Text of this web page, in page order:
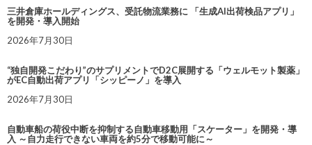
三井倉庫ホールディングス、受託物流業務に 「生成AI出荷検品アプリ」
を開発・導入開始
2026年7月30日
“独自開発こだわり”のサプリメントでD2C展開する「ウェルモット製薬」
がEC自動出荷アプリ「シッピーノ」を導入
2026年7月30日
自動車船の荷役中断を抑制する自動車移動用「スケーター」を開発・導
入 ～自力走行できない車両を約5分で移動可能に～